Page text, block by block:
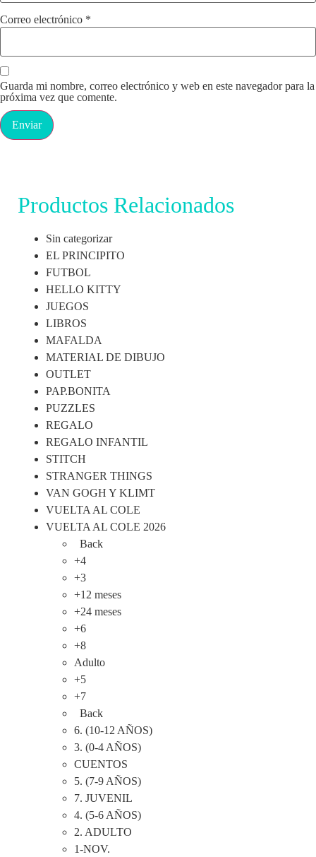
Correo electrónico *
Guarda mi nombre, correo electrónico y web en este navegador para la
próxima vez que comente.
Productos Relacionados
Sin categorizar
EL PRINCIPITO
FUTBOL
HELLO KITTY
JUEGOS
LIBROS
MAFALDA
MATERIAL DE DIBUJO
OUTLET
PAP.BONITA
PUZZLES
REGALO
REGALO INFANTIL
STITCH
STRANGER THINGS
VAN GOGH Y KLIMT
VUELTA AL COLE
VUELTA AL COLE 2026
Back
+4
+3
+12 meses
+24 meses
+6
+8
Adulto
+5
+7
Back
6. (10-12 AÑOS)
3. (0-4 AÑOS)
CUENTOS
5. (7-9 AÑOS)
7. JUVENIL
4. (5-6 AÑOS)
2. ADULTO
1-NOV.